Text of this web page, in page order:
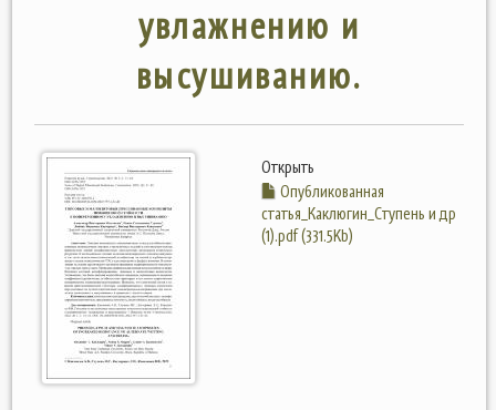
увлажнению и
высушиванию.
Открыть
Опубликованная
статья_Каклюгин_Ступень и др
(1).pdf (331.5Kb)